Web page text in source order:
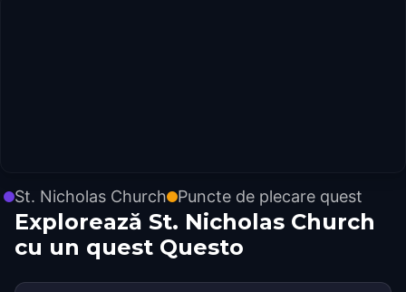
St. Nicholas Church Puncte de plecare quest
Explorează St. Nicholas Church
cu un quest Questo